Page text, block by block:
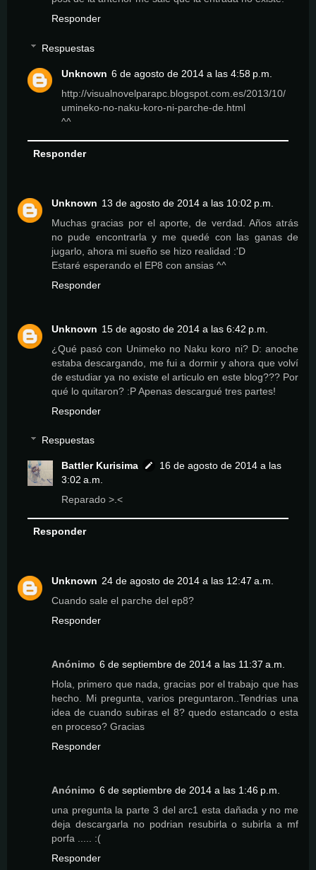
Responder
Respuestas
Unknown 6 de agosto de 2014 a las 4:58 p.m.
http://visualnovelparapc.blogspot.com.es/2013/10/
umineko-no-naku-koro-ni-parche-de.html
^^
Responder
Unknown 13 de agosto de 2014 a las 10:02 p.m.
Muchas gracias por el aporte, de verdad. Años atrás
no pude encontrarla y me quedé con las ganas de
jugarlo, ahora mi sueño se hizo realidad :'D
Estaré esperando el EP8 con ansias ^^
Responder
Unknown 15 de agosto de 2014 a las 6:42 p.m.
¿Qué pasó con Unimeko no Naku koro ni? D: anoche
estaba descargando, me fui a dormir y ahora que volví
de estudiar ya no existe el articulo en este blog??? Por
qué lo quitaron? :P Apenas descargué tres partes!
Responder
Respuestas
Battler Kurisima
16 de agosto de 2014 a las
3:02 a.m.
Reparado >.<
Responder
Unknown 24 de agosto de 2014 a las 12:47 a.m.
Cuando sale el parche del ep8?
Responder
Anónimo 6 de septiembre de 2014 a las 11:37 a.m.
Hola, primero que nada, gracias por el trabajo que has
hecho. Mi pregunta, varios preguntaron..Tendrias una
idea de cuando subiras el 8? quedo estancado o esta
en proceso? Gracias
Responder
Anónimo 6 de septiembre de 2014 a las 1:46 p.m.
una pregunta la parte 3 del arc1 esta dañada y no me
deja descargarla no podrian resubirla o subirla a mf
porfa ..... :(
Responder